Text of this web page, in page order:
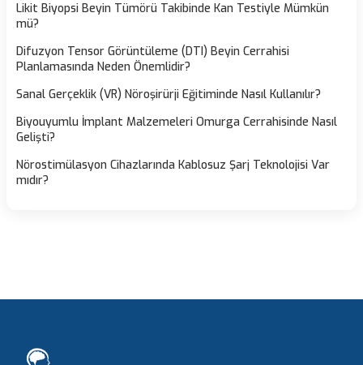
Likit Biyopsi Beyin Tümörü Takibinde Kan Testiyle Mümkün
mü?
Difuzyon Tensor Görüntüleme (DTI) Beyin Cerrahisi
Planlamasında Neden Önemlidir?
Sanal Gerçeklik (VR) Nöroşirürji Eğitiminde Nasıl Kullanılır?
Biyouyumlu İmplant Malzemeleri Omurga Cerrahisinde Nasıl
Gelişti?
Nörostimülasyon Cihazlarında Kablosuz Şarj Teknolojisi Var
mıdır?